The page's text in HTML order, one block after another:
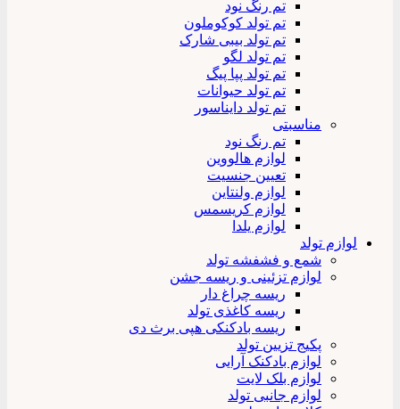
تم رنگ نود
تم تولد کوکوملون
تم تولد بیبی شارک
تم تولد لگو
تم تولد پپا پیگ
تم تولد حیوانات
تم تولد دایناسور
مناسبتی
تم رنگ نود
لوازم هالووین
تعیین جنسیت
لوازم ولنتاین
لوازم کریسمس
لوازم یلدا
لوازم تولد
شمع و فشفشه تولد
لوازم تزئینی و ریسه جشن
ریسه چراغ دار
ریسه کاغذی تولد
ریسه بادکنکی هپی برث دی
پکیج تزیین تولد
لوازم بادکنک آرایی
لوازم بلک لایت
لوازم جانبی تولد